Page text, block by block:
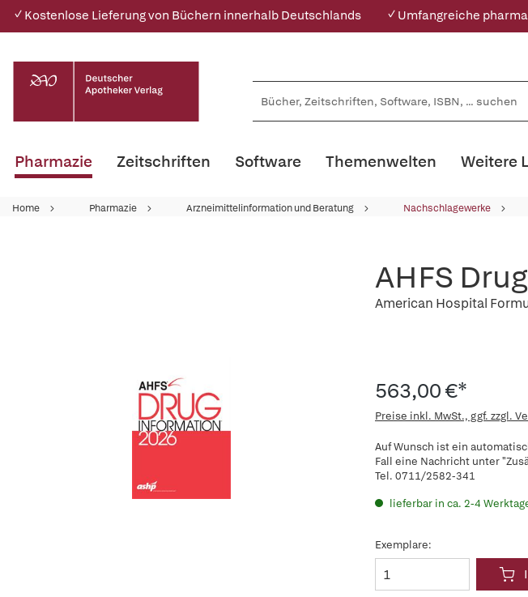
✓ Kostenlose Lieferung von Büchern innerhalb Deutschlands ✓ Umfangreiche
Pharmazie Zeitschriften Software Themenwelten Weitere
Home Pharmazie Arzneimittelinformation und Beratung Nachschlagewerke
AHFS
American Hospital
563,00 €*
Preise inkl. MwSt., ggf. zzgl.
Auf Wunsch ist ein
Fall eine Nachricht unter
Tel. 0711/2582-341
lieferbar in ca. 2-4
Exemplare: